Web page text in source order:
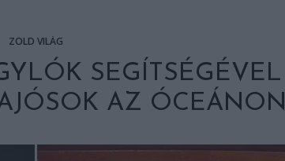
ZÖLD VILÁG
SEGÍTSÉGÉVEL
AZ ÓCEÁNON